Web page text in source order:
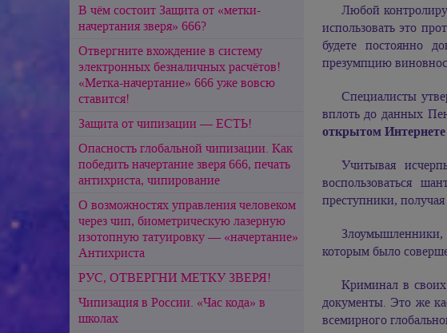
В чём состоит Защита от «метки-
начертания зверя» 666?
Отвергните вхождение в систему
электронных безналичных расчётов!
«Метка-начертание» 666 уже вовсю
ставится!
Защита от чипизации — ЕСТЬ!
Опасность глобальной чипизации. Как
победить начертание зверя 666, печать
антихриста, чипирование
О возможностях управления человеком
через чип, биометрическую лазерную
изотопную татуировку — «начертание»
Антихриста
РУС, ОТВЕРГНИ МЕТКУ ЗВЕРЯ!
Чипизация в России. «Час кода» в
школах
Любой
использовать это
будете постоянно
презумпцию
Специалисты
вплоть до данных
открытом
Учитывая
воспользоваться
преступники,
Злоумышленники,
которым было
Криминал в
документы. Это же
всемирного